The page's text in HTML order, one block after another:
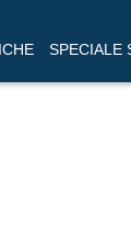
SPECIALE